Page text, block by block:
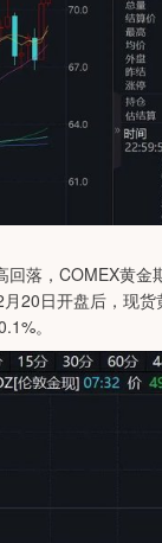
落，COMEX黄金
20日开盘后，现
。